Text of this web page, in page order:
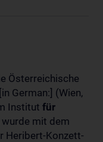
Österreichische
German:] (Wien,
Institut für
wurde mit dem
Heribert-Konzett-